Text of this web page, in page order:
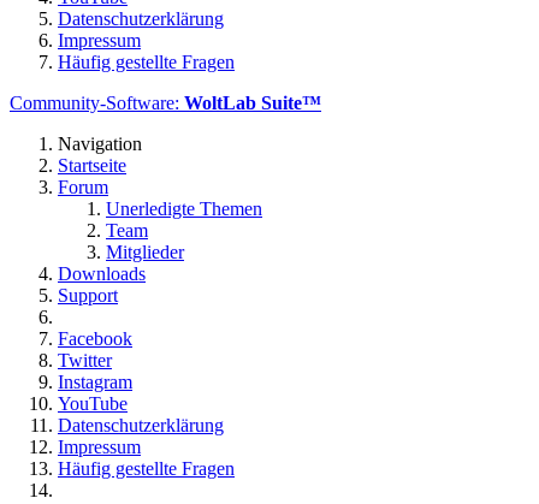
Datenschutzerklärung
Impressum
Häufig gestellte Fragen
Community-Software: WoltLab Suite™
Navigation
Startseite
Forum
Unerledigte Themen
Team
Mitglieder
Downloads
Support
Facebook
Twitter
Instagram
YouTube
Datenschutzerklärung
Impressum
Häufig gestellte Fragen